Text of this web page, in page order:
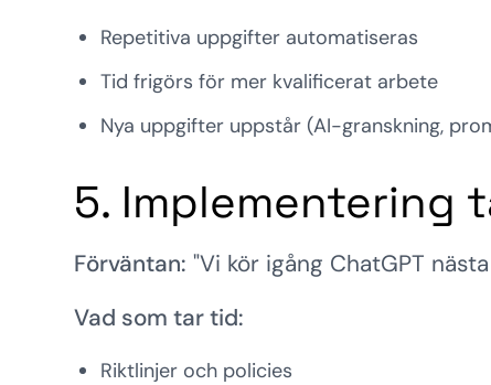
Repetitiva uppgifter automatiseras
Tid frigörs för mer kvalificerat arbete
Nya uppgifter uppstår (AI-granskning,
5. Implementering
Förväntan: "Vi kör igång ChatGPT
Vad som tar tid:
Riktlinjer och policies